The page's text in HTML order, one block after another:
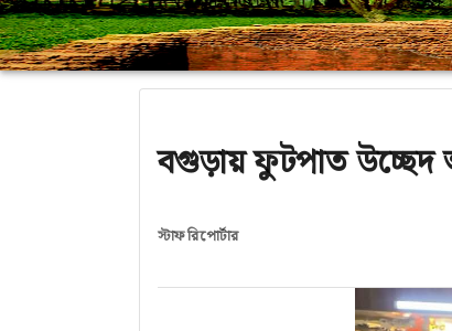
বগুড়ায় ফুটপাত উচ্ছেদ
স্টাফ রিপোর্টার